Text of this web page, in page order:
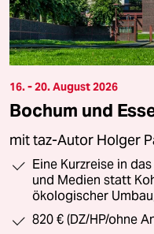
16. - 20. August 2026
Bochum und
mit taz-Autor Holger
Eine Kurzreise in
und Medien statt
ökologischer
820 € (DZ/HP/ohne